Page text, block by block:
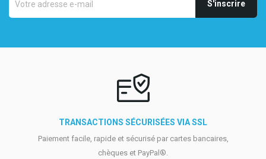
TRANSACTIONS SÉCURISÉES VIA SSL
Paiement facile, rapide et sécurisé par cartes bancaires,
chèques et PayPal®.